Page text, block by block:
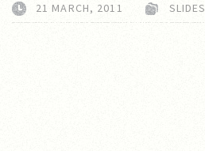
21 MARCH, 2011 SLIDES